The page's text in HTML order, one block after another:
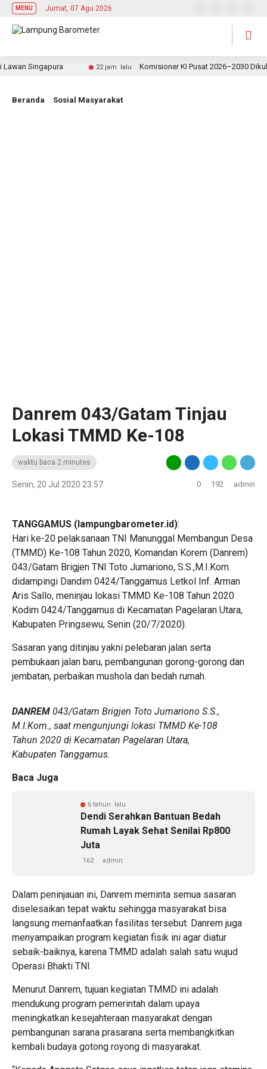
MENU Jumat, 07 Agu 2026
Singapura 22 jam lalu Komisioner KI Pusat 2026–2030
Beranda Sosial Masyarakat
Danrem 043/Gatam Tinjau
Lokasi TMMD Ke-108
waktu baca 2 minutes
Senin, 20 Jul 2020 23:57 0 192 admin
TANGGAMUS (lampungbarometer.id):
Hari ke-20 pelaksanaan TNI Manunggal Membangun Desa
(TMMD) Ke-108 Tahun 2020, Komandan Korem (Danrem)
043/Gatam Brigjen TNI Toto Jumariono, S.S.,M.I.Kom.
didampingi Dandim 0424/Tanggamus Letkol Inf. Arman
Aris Sallo, meninjau lokasi TMMD Ke-108 Tahun 2020
Kodim 0424/Tanggamus di Kecamatan Pagelaran Utara,
Kabupaten Pringsewu, Senin (20/7/2020).
Sasaran yang ditinjau yakni pelebaran jalan serta
pembukaan jalan baru, pembangunan gorong-gorong dan
jembatan, perbaikan mushola dan bedah rumah.
DANREM 043/Gatam Brigjen Toto Jumariono S.S.,
M.I.Kom., saat mengunjungi lokasi TMMD Ke-108
Tahun 2020 di Kecamatan Pagelaran Utara,
Kabupaten Tanggamus.
Baca Juga
6 tahun lalu
Dendi Serahkan Bantuan Bedah
Rumah Layak Sehat Senilai Rp800
Juta
162 admin
Dalam peninjauan ini, Danrem meminta semua sasaran
diselesaikan tepat waktu sehingga masyarakat bisa
langsung memanfaatkan fasilitas tersebut. Danrem juga
menyampaikan program kegiatan fisik ini agar diatur
sebaik-baiknya, karena TMMD adalah salah satu wujud
Operasi Bhakti TNI.
Menurut Danrem, tujuan kegiatan TMMD ini adalah
mendukung program pemerintah dalam upaya
meningkatkan kesejahteraan masyarakat dengan
pembangunan sarana prasarana serta membangkitkan
kembali budaya gotong royong di masyarakat.